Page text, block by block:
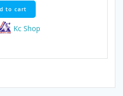
to cart
Kc Shop